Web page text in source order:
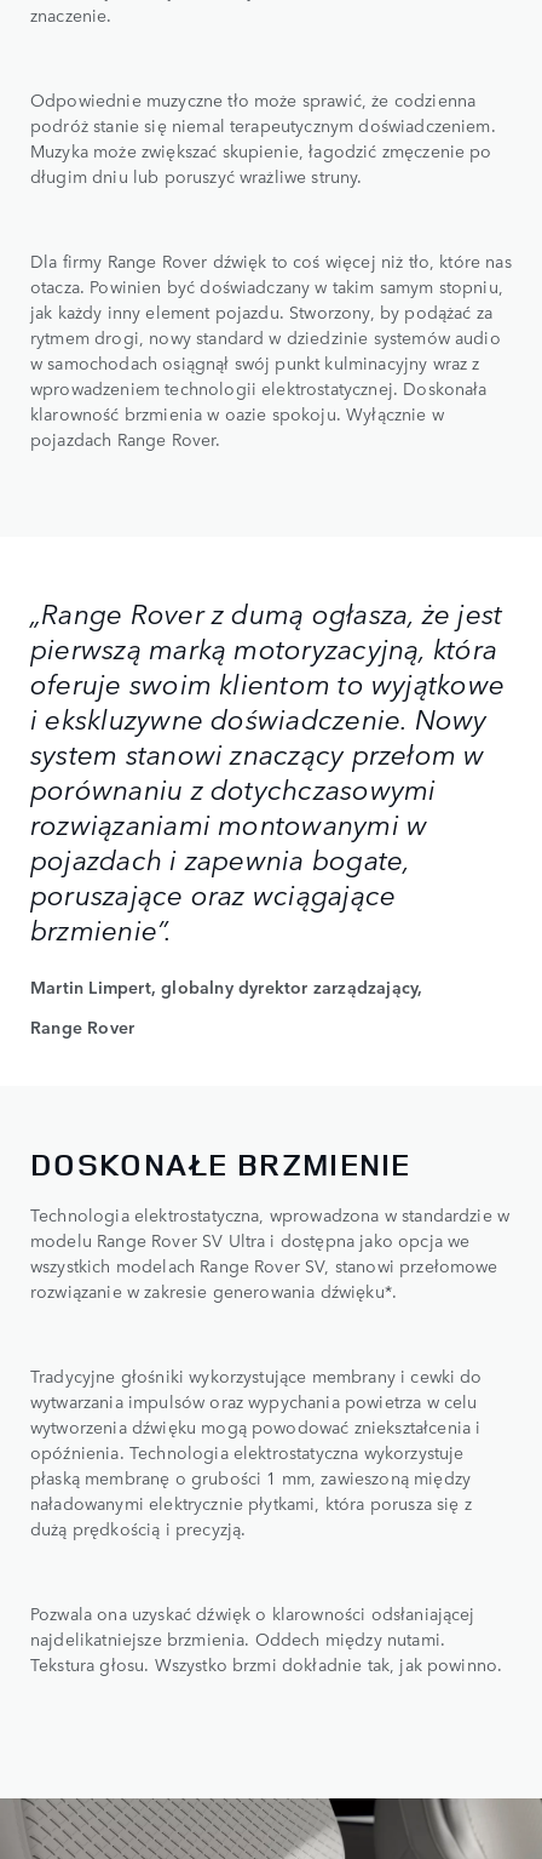
znaczenie.
Odpowiednie muzyczne tło może sprawić, że codzienna
podróż stanie się niemal terapeutycznym doświadczeniem.
Muzyka może zwiększać skupienie, łagodzić zmęczenie po
długim dniu lub poruszyć wrażliwe struny.
Dla firmy Range Rover dźwięk to coś więcej niż tło, które nas
otacza. Powinien być doświadczany w takim samym stopniu,
jak każdy inny element pojazdu. Stworzony, by podążać za
rytmem drogi, nowy standard w dziedzinie systemów audio
w samochodach osiągnął swój punkt kulminacyjny wraz z
wprowadzeniem technologii elektrostatycznej. Doskonała
klarowność brzmienia w oazie spokoju. Wyłącznie w
pojazdach Range Rover.
„Range Rover z dumą ogłasza, że jest
pierwszą marką motoryzacyjną, która
oferuje swoim klientom to wyjątkowe
i ekskluzywne doświadczenie. Nowy
system stanowi znaczący przełom w
porównaniu z dotychczasowymi
rozwiązaniami montowanymi w
pojazdach i zapewnia bogate,
poruszające oraz wciągające
brzmienie”.
Martin Limpert, globalny dyrektor zarządzający,
Range Rover
DOSKONAŁE BRZMIENIE
Technologia elektrostatyczna, wprowadzona w standardzie w
modelu Range Rover SV Ultra i dostępna jako opcja we
wszystkich modelach Range Rover SV, stanowi przełomowe
rozwiązanie w zakresie generowania dźwięku*.
Tradycyjne głośniki wykorzystujące membrany i cewki do
wytwarzania impulsów oraz wypychania powietrza w celu
wytworzenia dźwięku mogą powodować zniekształcenia i
opóźnienia. Technologia elektrostatyczna wykorzystuje
płaską membranę o grubości 1 mm, zawieszoną między
naładowanymi elektrycznie płytkami, która porusza się z
dużą prędkością i precyzją.
Pozwala ona uzyskać dźwięk o klarowności odsłaniającej
najdelikatniejsze brzmienia. Oddech między nutami.
Tekstura głosu. Wszystko brzmi dokładnie tak, jak powinno.